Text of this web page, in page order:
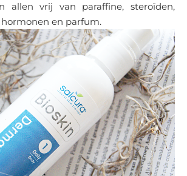
allen vrij van paraffine, steroïden,
hormonen en parfum.